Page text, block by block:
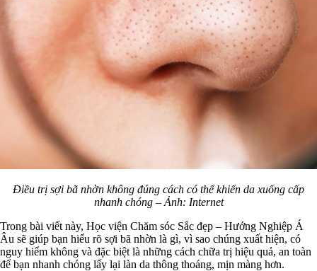
Điều trị sợi bã nhờn không đúng cách có thể khiến da xuống cấp
nhanh chóng – Ảnh: Internet
Trong bài viết này, Học viện Chăm sóc Sắc đẹp – Hướng Nghiệp Á
Âu sẽ giúp bạn hiểu rõ sợi bã nhờn là gì, vì sao chúng xuất hiện, có
nguy hiểm không và đặc biệt là những cách chữa trị hiệu quả, an toàn
để bạn nhanh chóng lấy lại làn da thông thoáng, mịn màng hơn.